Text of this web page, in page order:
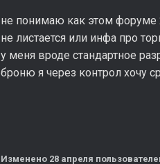
не понимаю как этом форуме
не листается или инфа про
у меня вроде стандартное
броню я через контрол хочу
Изменено 28 апреля